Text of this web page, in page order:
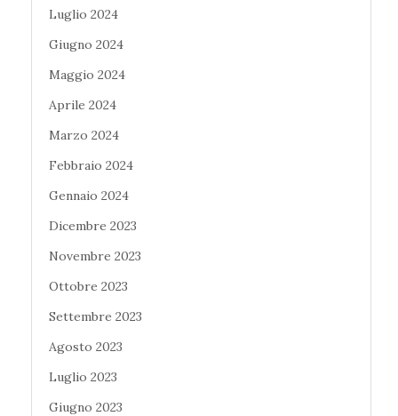
Luglio 2024
Giugno 2024
Maggio 2024
Aprile 2024
Marzo 2024
Febbraio 2024
Gennaio 2024
Dicembre 2023
Novembre 2023
Ottobre 2023
Settembre 2023
Agosto 2023
Luglio 2023
Giugno 2023